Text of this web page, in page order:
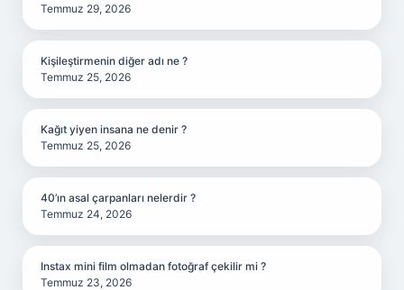
Temmuz 29, 2026
Kişileştirmenin diğer adı ne ?
Temmuz 25, 2026
Kağıt yiyen insana ne denir ?
Temmuz 25, 2026
40’ın asal çarpanları nelerdir ?
Temmuz 24, 2026
Instax mini film olmadan fotoğraf çekilir mi ?
Temmuz 23, 2026